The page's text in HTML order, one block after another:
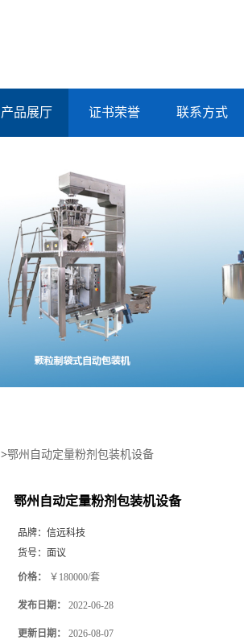
产品展厅 证书荣誉 联系方式
>鄂州自动定量粉剂包装机设备
鄂州自动定量粉剂包装机设备
品牌： 信远科技
货号： 面议
价格： ￥180000/套
发布日期： 2022-06-28
更新日期： 2026-08-07